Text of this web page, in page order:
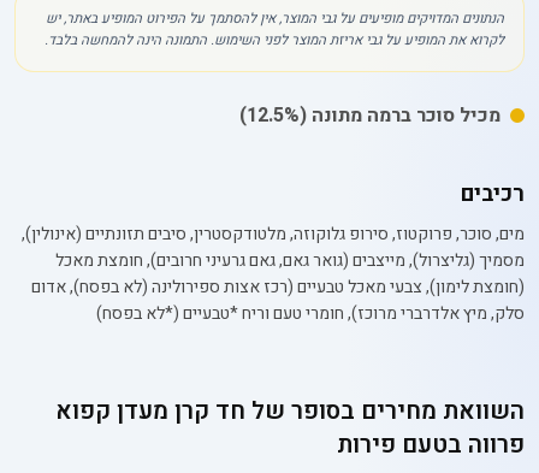
הנתונים המדויקים מופיעים על גבי המוצר, אין להסתמך על הפירוט המופיע באתר, יש
לקרוא את המופיע על גבי אריזת המוצר לפני השימוש. התמונה הינה להמחשה בלבד.
מכיל סוכר ברמה מתונה (12.5%)
רכיבים
מים, סוכר, פרוקטוז, סירופ גלוקוזה, מלטודקסטרין, סיבים תזונתיים (אינולין),
מסמיך (גליצרול), מייצבים (גואר גאם, גאם גרעיני חרובים), חומצת מאכל
(חומצת לימון), צבעי מאכל טבעיים (רכז אצות ספירולינה (לא בפסח), אדום
סלק, מיץ אלדרברי מרוכז), חומרי טעם וריח *טבעיים (*לא בפסח)
השוואת מחירים בסופר של חד קרן מעדן קפוא
פרווה בטעם פירות